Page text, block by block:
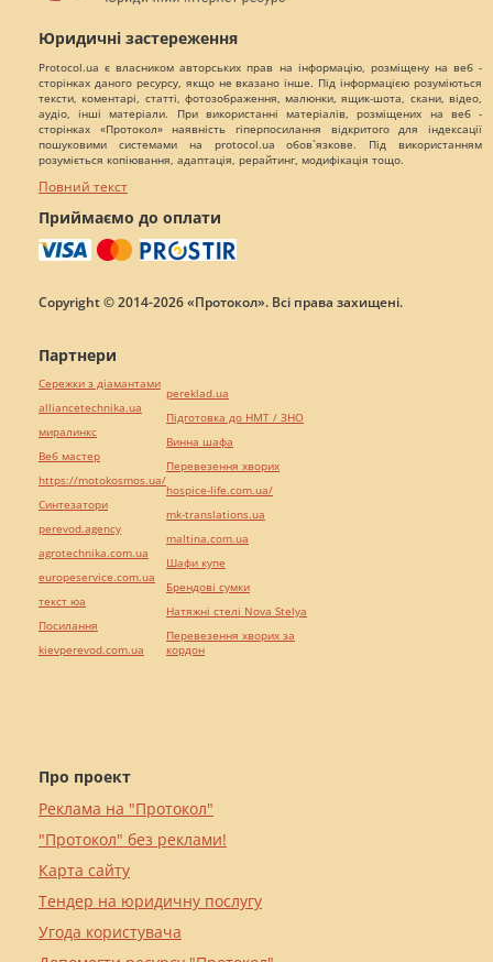
Юридичні застереження
Protocol.ua є власником авторських прав на інформацію, розміщену на веб -
сторінках даного ресурсу, якщо не вказано інше. Під інформацією розуміються
тексти, коментарі, статті, фотозображення, малюнки, ящик-шота, скани, відео,
аудіо, інші матеріали. При використанні матеріалів, розміщених на веб -
сторінках «Протокол» наявність гіперпосилання відкритого для індексації
пошуковими системами на protocol.ua обов`язкове. Під використанням
розуміється копіювання, адаптація, рерайтинг, модифікація тощо.
Повний текст
Приймаємо до оплати
Copyright © 2014-2026 «Протокол». Всі права захищені.
Про проект
Реклама на "Протокол"
"Протокол" без реклами!
Карта сайту
Тендер на юридичну послугу
Угода користувача
Партнери
Сережки з діамантами
alliancetechnika.ua
миралинкс
Веб мастер
https://motokosmos.ua/
Синтезатори
perevod.agency
agrotechnika.com.ua
europeservice.com.ua
текст юа
Посилання
kievperevod.com.ua
pereklad.ua
Підготовка до НМТ / ЗНО
Винна шафа
Перевезення хворих
hospice-life.com.ua/
mk-translations.ua
maltina.com.ua
Шафи купе
Брендові сумки
Натяжні стелі Nova Stelya
Перевезення хворих за
кордон